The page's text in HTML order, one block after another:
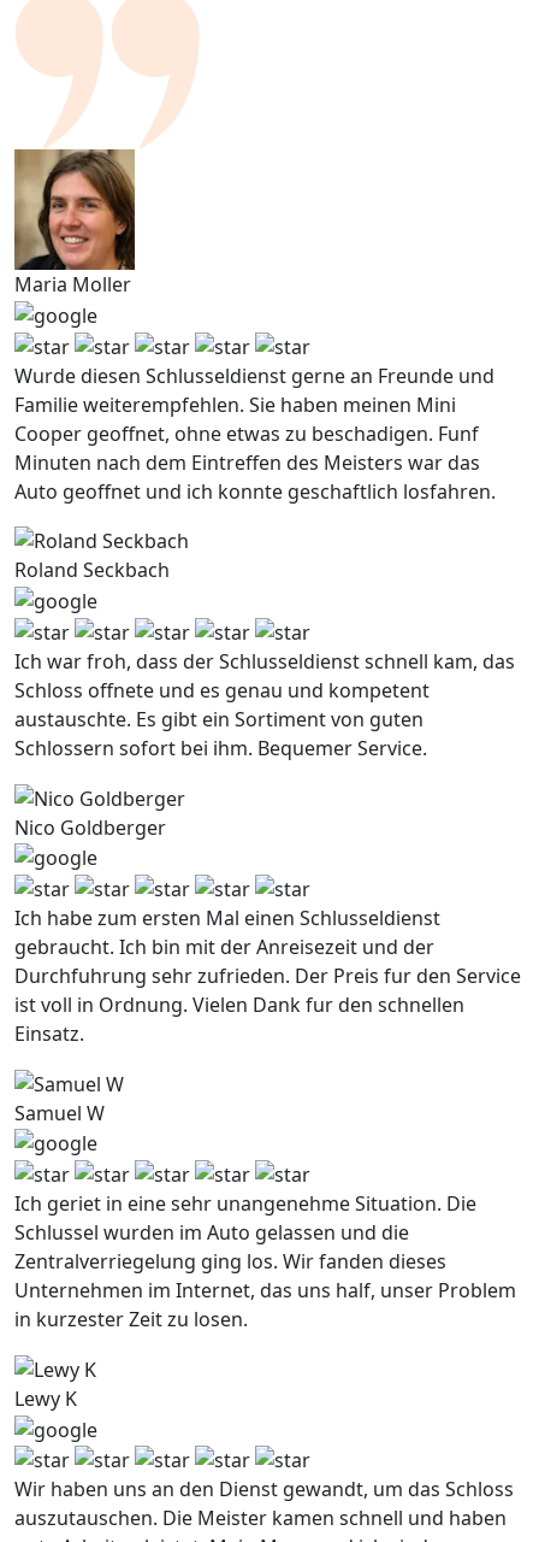
Maria Moller
Wurde diesen Schlusseldienst gerne an Freunde und
Familie weiterempfehlen. Sie haben meinen Mini
Cooper geoffnet, ohne etwas zu beschadigen. Funf
Minuten nach dem Eintreffen des Meisters war das
Auto geoffnet und ich konnte geschaftlich losfahren.
Roland Seckbach
Ich war froh, dass der Schlusseldienst schnell kam, das
Schloss offnete und es genau und kompetent
austauschte. Es gibt ein Sortiment von guten
Schlossern sofort bei ihm. Bequemer Service.
Nico Goldberger
Ich habe zum ersten Mal einen Schlusseldienst
gebraucht. Ich bin mit der Anreisezeit und der
Durchfuhrung sehr zufrieden. Der Preis fur den Service
ist voll in Ordnung. Vielen Dank fur den schnellen
Einsatz.
Samuel W
Ich geriet in eine sehr unangenehme Situation. Die
Schlussel wurden im Auto gelassen und die
Zentralverriegelung ging los. Wir fanden dieses
Unternehmen im Internet, das uns half, unser Problem
in kurzester Zeit zu losen.
Lewy K
Wir haben uns an den Dienst gewandt, um das Schloss
auszutauschen. Die Meister kamen schnell und haben